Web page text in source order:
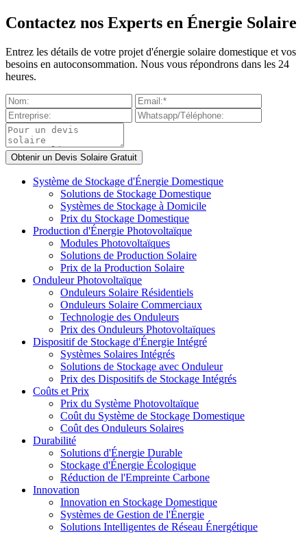
Contactez nos Experts en Énergie Solaire
Entrez les détails de votre projet d'énergie solaire domestique et vos
besoins en autoconsommation. Nous vous répondrons dans les 24
heures.
Système de Stockage d'Énergie Domestique
Solutions de Stockage Domestique
Systèmes de Stockage à Domicile
Prix du Stockage Domestique
Production d'Énergie Photovoltaïque
Modules Photovoltaïques
Solutions de Production Solaire
Prix de la Production Solaire
Onduleur Photovoltaïque
Onduleurs Solaire Résidentiels
Onduleurs Solaire Commerciaux
Technologie des Onduleurs
Prix des Onduleurs Photovoltaïques
Dispositif de Stockage d'Énergie Intégré
Systèmes Solaires Intégrés
Solutions de Stockage avec Onduleur
Prix des Dispositifs de Stockage Intégrés
Coûts et Prix
Prix du Système Photovoltaïque
Coût du Système de Stockage Domestique
Coût des Onduleurs Solaires
Durabilité
Solutions d'Énergie Durable
Stockage d'Énergie Écologique
Réduction de l'Empreinte Carbone
Innovation
Innovation en Stockage Domestique
Systèmes de Gestion de l'Énergie
Solutions Intelligentes de Réseau Énergétique